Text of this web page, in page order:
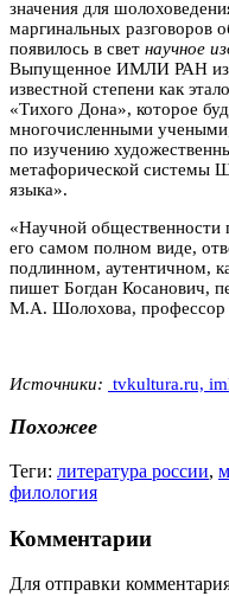
значения для
маргинальных разговоров
появилось в свет научное
Выпущенное ИМЛИ РАН
известной степени как
«Тихого Дона», которое
многочисленными
по изучению
метафорической системы
языка».
«Научной общественности
его самом полном виде,
подлинном, аутентичном,
пишет Богдан Косанович,
М.А. Шолохова, профессор
Источники: tvkultura.ru,
Похожее
Теги: литература россии,
филология
Комментарии
Для отправки